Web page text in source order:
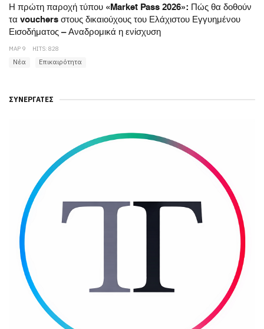
Η πρώτη παροχή τύπου «Market Pass 2026»: Πώς θα δοθούν
τα vouchers στους δικαιούχους του Ελάχιστου Εγγυημένου
Εισοδήματος – Αναδρομικά η ενίσχυση
ΜΑΡ 9 HITS: 828
Νέα Επικαιρότητα
ΣΥΝΕΡΓΆΤΕΣ